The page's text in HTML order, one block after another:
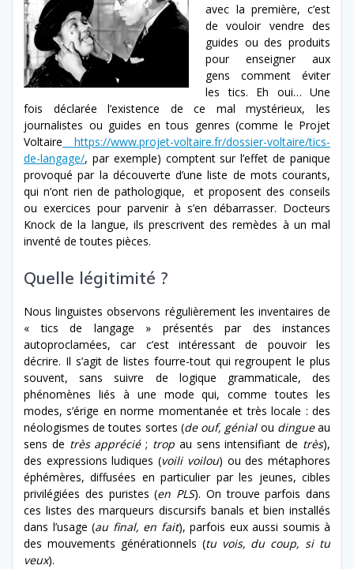
avec la première, c’est
de vouloir vendre des
guides ou des produits
pour enseigner aux
gens comment éviter
les tics. Eh oui… Une
fois déclarée l’existence de ce mal mystérieux, les
journalistes ou guides en tous genres (comme le Projet
Voltaire https://www.projet-voltaire.fr/dossier-voltaire/tics-
de-langage/, par exemple) comptent sur l’effet de panique
provoqué par la découverte d’une liste de mots courants,
qui n’ont rien de pathologique, et proposent des conseils
ou exercices pour parvenir à s’en débarrasser. Docteurs
Knock de la langue, ils prescrivent des remèdes à un mal
inventé de toutes pièces.
Quelle légitimité ?
Nous linguistes observons régulièrement les inventaires de
« tics de langage » présentés par des instances
autoproclamées, car c’est intéressant de pouvoir les
décrire. Il s’agit de listes fourre-tout qui regroupent le plus
souvent, sans suivre de logique grammaticale, des
phénomènes liés à une mode qui, comme toutes les
modes, s’érige en norme momentanée et très locale : des
néologismes de toutes sortes (de ouf, génial ou dingueau
sens de très apprécié; trop au sens intensifiant de très),
des expressions ludiques (voili voilou) ou des métaphores
éphémères, diffusées en particulier par les jeunes, cibles
privilégiées des puristes (en PLS). On trouve parfois dans
ces listes des marqueurs discursifs banals et bien installés
dans l’usage (au final, en fait), parfois eux aussi soumis à
des mouvements générationnels (tu vois, du coup, si tu
veux).